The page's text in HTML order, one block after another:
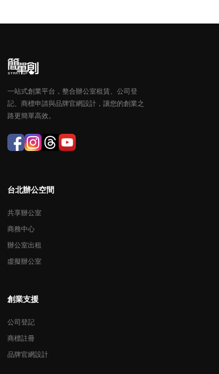
一站式創業平台，整合辦公室租賃、公司登
記、商標申請與品牌官網設計，讓您的創業之
路更簡單高效。
台北辦公空間
共享辦公室
商務中心
辦公室出租
虛擬辦公室
創業支援
公司登記
商標註冊
品牌官網設計